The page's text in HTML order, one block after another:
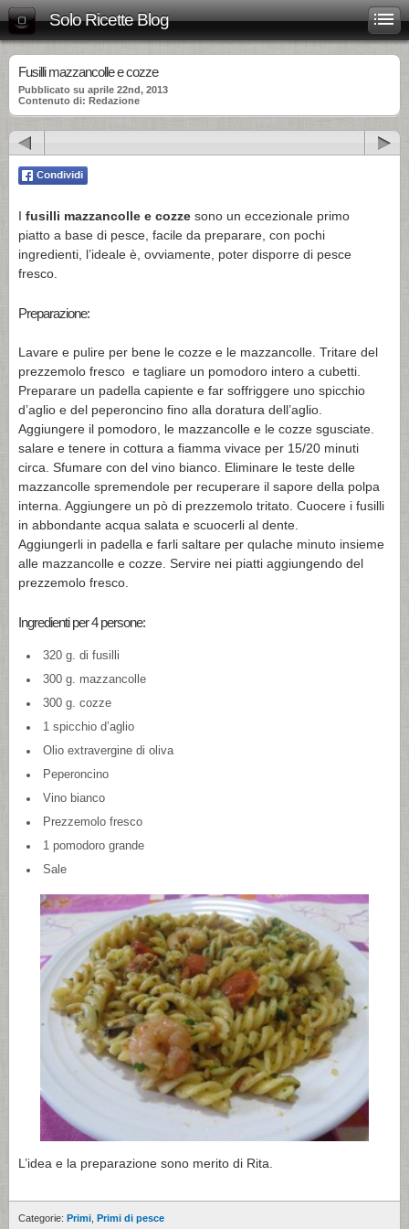
Solo Ricette Blog
Fusilli mazzancolle e cozze
Pubblicato su aprile 22nd, 2013
Contenuto di: Redazione
I fusilli mazzancolle e cozze sono un eccezionale primo
piatto a base di pesce, facile da preparare, con pochi
ingredienti, l’ideale è, ovviamente, poter disporre di pesce
fresco.
Preparazione:
Lavare e pulire per bene le cozze e le mazzancolle. Tritare del
prezzemolo fresco e tagliare un pomodoro intero a cubetti.
Preparare un padella capiente e far soffriggere uno spicchio
d’aglio e del peperoncino fino alla doratura dell’aglio.
Aggiungere il pomodoro, le mazzancolle e le cozze sgusciate.
salare e tenere in cottura a fiamma vivace per 15/20 minuti
circa. Sfumare con del vino bianco. Eliminare le teste delle
mazzancolle spremendole per recuperare il sapore della polpa
interna. Aggiungere un pò di prezzemolo tritato. Cuocere i fusilli
in abbondante acqua salata e scuocerli al dente.
Aggiungerli in padella e farli saltare per qulache minuto insieme
alle mazzancolle e cozze. Servire nei piatti aggiungendo del
prezzemolo fresco.
Ingredienti per 4 persone:
320 g. di fusilli
300 g. mazzancolle
300 g. cozze
1 spicchio d’aglio
Olio extravergine di oliva
Peperoncino
Vino bianco
Prezzemolo fresco
1 pomodoro grande
Sale
L’idea e la preparazione sono merito di Rita.
Categorie: Primi Primi di pesce